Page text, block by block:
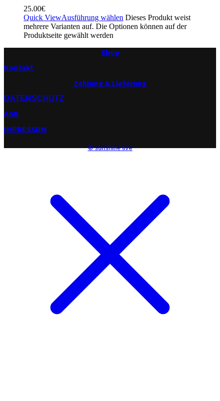
25.00€
Quick ViewAusführung wählen Dieses Produkt weist
mehrere Varianten auf. Die Optionen können auf der
Produktseite gewählt werden
Shop
Kontakt
Zahlung & Lieferung
DATENSCHUTZ
AGB
IMPRESSUM
© sunshine live